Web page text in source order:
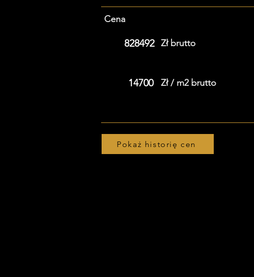
Cena
828492 Zł brutto
14700 Zł / m2 brutto
Pokaż historię cen